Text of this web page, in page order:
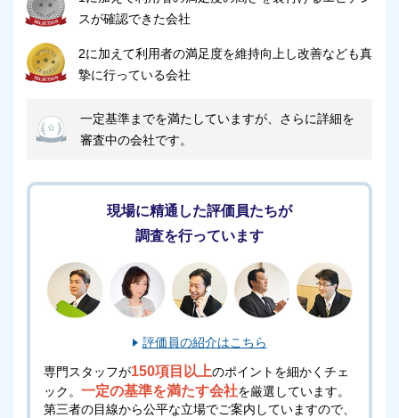
スが確認できた会社
2に加えて利用者の満足度を維持向上し改善なども真
摯に行っている会社
一定基準までを満たしていますが、さらに詳細を
審査中の会社です。
現場に精通した評価員たちが
調査を行っています
評価員の紹介はこちら
専門スタッフが150項目以上のポイントを細かくチェ
ック。 一定の基準を満たす会社を厳選しています。
第三者の目線から公平な立場でご案内していますので、